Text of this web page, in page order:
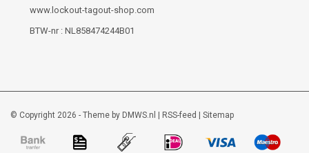
www.lockout-tagout-shop.com
BTW-nr : NL858474244B01
© Copyright 2026 - Theme by DMWS.nl | RSS-feed | Sitemap